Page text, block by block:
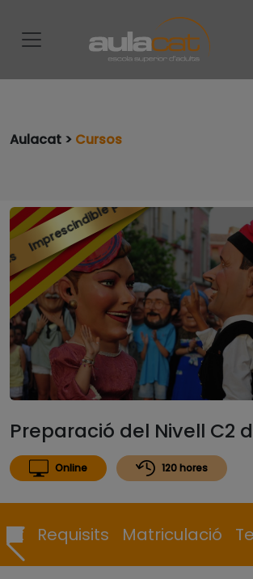
Aulacat > Cursos
Imprescindible per a oposicions
Preparació del Nivell C2
Online 120 hores
Requisits Matriculació